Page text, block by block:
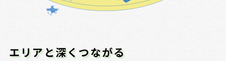
エリアと深くつながる